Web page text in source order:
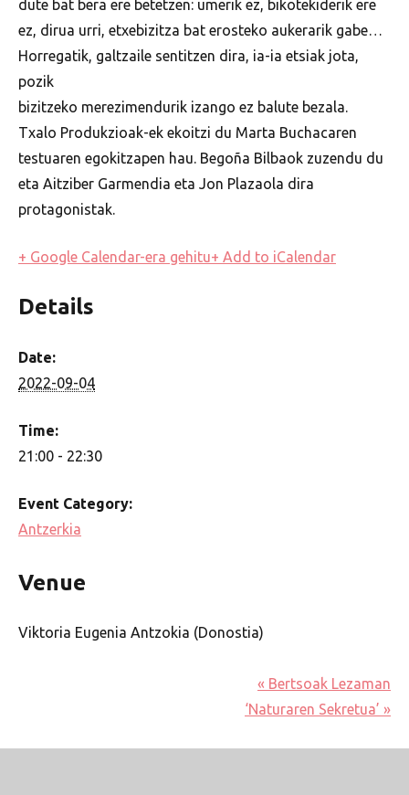
dute bat bera ere betetzen: umerik ez, bikotekiderik ere
ez, dirua urri, etxebizitza bat erosteko aukerarik gabe…
Horregatik, galtzaile sentitzen dira, ia-ia etsiak jota,
pozik
bizitzeko merezimendurik izango ez balute bezala.
Txalo Produkzioak-ek ekoitzi du Marta Buchacaren
testuaren egokitzapen hau. Begoña Bilbaok zuzendu du
eta Aitziber Garmendia eta Jon Plazaola dira
protagonistak.
+ Google Calendar-era gehitu+ Add to iCalendar
Details
Date:
2022-09-04
Time:
21:00 - 22:30
Event Category:
Antzerkia
Venue
Viktoria Eugenia Antzokia (Donostia)
« Bertsoak Lezaman
‘Naturaren Sekretua’ »